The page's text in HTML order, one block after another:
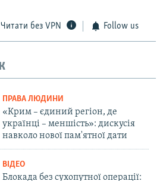
Читати без VPN Follow us
ПРАВА ЛЮДИНИ
«Крим – єдиний регіон, де
українці – меншість»: дискусія
навколо нової пам'ятної дати
ВІДЕО
Блокада без сухопутної операції: